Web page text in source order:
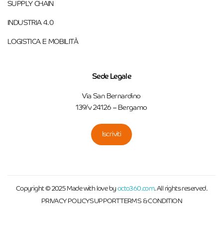
SUPPLY CHAIN
INDUSTRIA 4.0
LOGISTICA E MOBILITÀ
Sede Legale
Via San Bernardino
139/v 24126 – Bergamo
Iscriviti
Copyright © 2025 Made with love by octo360.com. All rights reserved.
PRIVACY POLICYSUPPORT TERMS & CONDITION